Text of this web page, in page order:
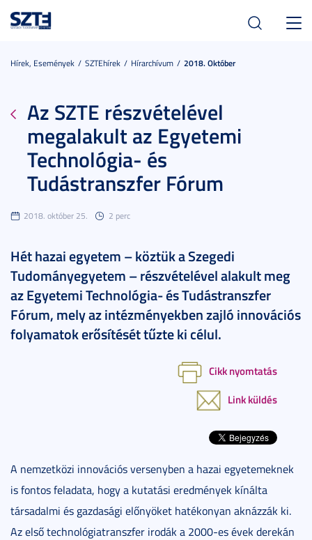
Hírek, Események SZTEhírek Hírarchívum 2018. Október
Az SZTE részvételével
megalakult az Egyetemi
Technológia- és
Tudástranszfer Fórum
2018. október 25. 2 perc
Hét hazai egyetem – köztük a Szegedi
Tudományegyetem – részvételével alakult meg
az Egyetemi Technológia- és Tudástranszfer
Fórum, mely az intézményekben zajló innovációs
folyamatok erősítését tűzte ki célul.
Cikk nyomtatás
Link küldés
A nemzetközi innovációs versenyben a hazai egyetemeknek
is fontos feladata, hogy a kutatási eredmények kínálta
társadalmi és gazdasági előnyöket hatékonyan aknázzák ki.
Az első technológiatranszfer irodák a 2000-es évek derekán